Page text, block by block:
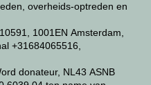
overheids-optreden en
1001EN Amsterdam,
+31684065516,
donateur, NL43 ASNB